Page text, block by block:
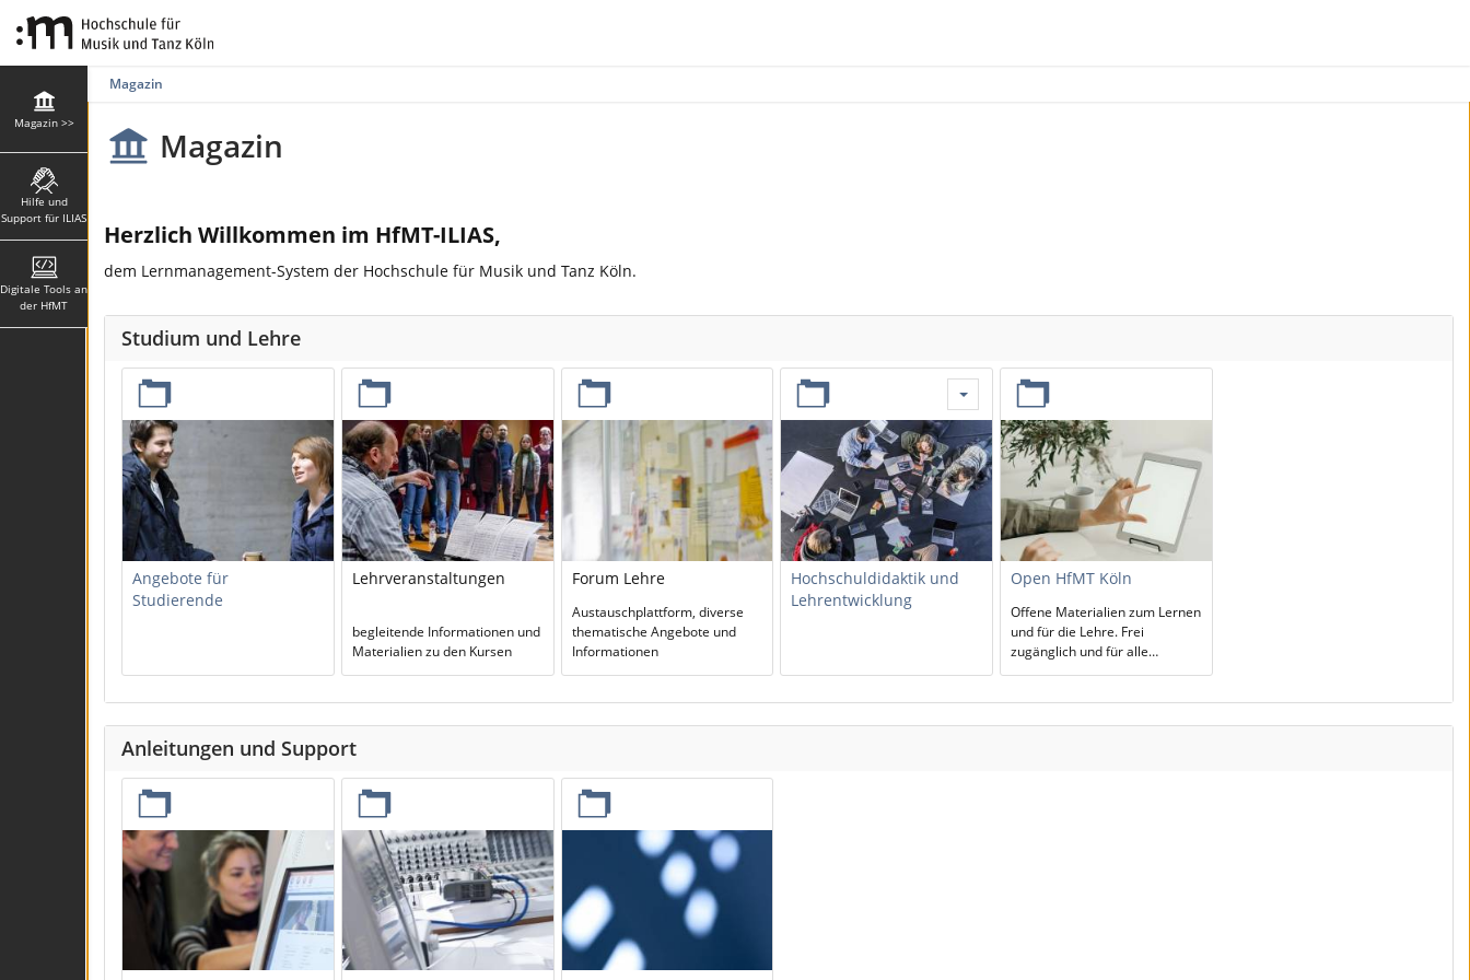
Magazin >>
Hilfe und
Support für ILIAS
Digitale Tools an
der HfMT
Magazin
Magazin
Herzlich Willkommen im HfMT-ILIAS,
dem Lernmanagement-System der Hochschule für Musik und Tanz Köln.
Studium und Lehre
Angebote für
Studierende
Lehrveranstaltungen
begleitende Informationen und
Materialien zu den Kursen
Forum Lehre
Austauschplattform, diverse
thematische Angebote und
Informationen
Hochschuldidaktik und
Lehrentwicklung
Open HfMT Köln
Offene Materialien zum Lernen
und für die Lehre. Frei
zugänglich und für alle
Interessierten nutzbar.
Anleitungen und Support